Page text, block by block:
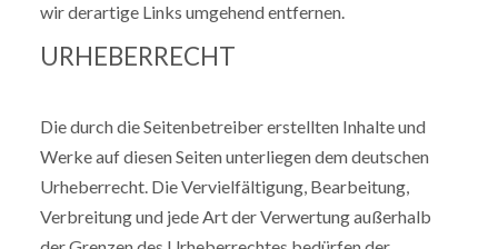
wir derartige Links umgehend entfernen.
URHEBERRECHT
Die durch die Seitenbetreiber erstellten Inhalte und
Werke auf diesen Seiten unterliegen dem deutschen
Urheberrecht. Die Vervielfältigung, Bearbeitung,
Verbreitung und jede Art der Verwertung außerhalb